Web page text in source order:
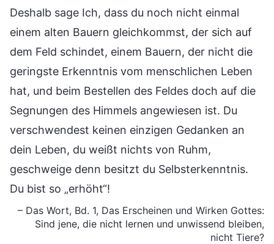
Deshalb sage Ich, dass du noch nicht einmal
einem alten Bauern gleichkommst, der sich auf
dem Feld schindet, einem Bauern, der nicht die
geringste Erkenntnis vom menschlichen Leben
hat, und beim Bestellen des Feldes doch auf die
Segnungen des Himmels angewiesen ist. Du
verschwendest keinen einzigen Gedanken an
dein Leben, du weißt nichts von Ruhm,
geschweige denn besitzt du Selbsterkenntnis.
Du bist so „erhöht“!
– Das Wort, Bd. 1, Das Erscheinen und Wirken Gottes:
Sind jene, die nicht lernen und unwissend bleiben,
nicht Tiere?